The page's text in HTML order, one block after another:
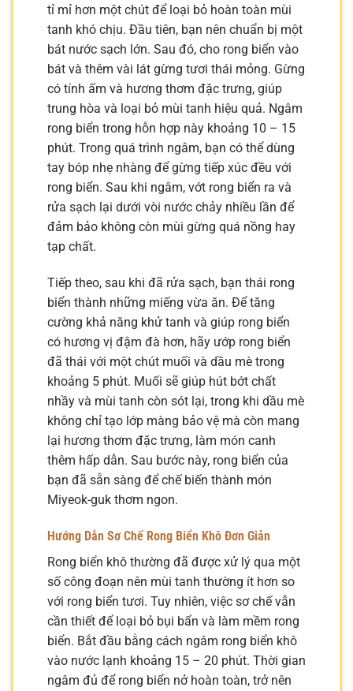
tỉ mỉ hơn một chút để loại bỏ hoàn toàn mùi
tanh khó chịu. Đầu tiên, bạn nên chuẩn bị một
bát nước sạch lớn. Sau đó, cho rong biển vào
bát và thêm vài lát gừng tươi thái mỏng. Gừng
có tính ấm và hương thơm đặc trưng, giúp
trung hòa và loại bỏ mùi tanh hiệu quả. Ngâm
rong biển trong hỗn hợp này khoảng 10 – 15
phút. Trong quá trình ngâm, bạn có thể dùng
tay bóp nhẹ nhàng để gừng tiếp xúc đều với
rong biển. Sau khi ngâm, vớt rong biển ra và
rửa sạch lại dưới vòi nước chảy nhiều lần để
đảm bảo không còn mùi gừng quá nồng hay
tạp chất.
Tiếp theo, sau khi đã rửa sạch, bạn thái rong
biển thành những miếng vừa ăn. Để tăng
cường khả năng khử tanh và giúp rong biển
có hương vị đậm đà hơn, hãy ướp rong biển
đã thái với một chút muối và dầu mè trong
khoảng 5 phút. Muối sẽ giúp hút bớt chất
nhầy và mùi tanh còn sót lại, trong khi dầu mè
không chỉ tạo lớp màng bảo vệ mà còn mang
lại hương thơm đặc trưng, làm món canh
thêm hấp dẫn. Sau bước này, rong biển của
bạn đã sẵn sàng để chế biến thành món
Miyeok-guk thơm ngon.
Hướng Dẫn Sơ Chế Rong Biển Khô Đơn Giản
Rong biển khô thường đã được xử lý qua một
số công đoạn nên mùi tanh thường ít hơn so
với rong biển tươi. Tuy nhiên, việc sơ chế vẫn
cần thiết để loại bỏ bụi bẩn và làm mềm rong
biển. Bắt đầu bằng cách ngâm rong biển khô
vào nước lạnh khoảng 15 – 20 phút. Thời gian
ngâm đủ để rong biển nở hoàn toàn, trở nên